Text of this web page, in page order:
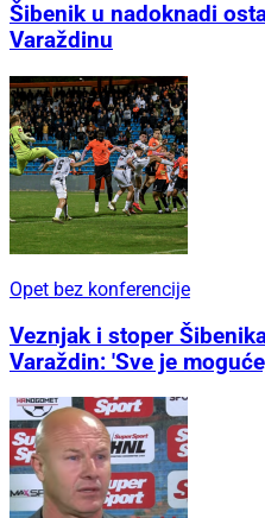
Šibenik u nadoknadi
Varaždinu
Opet bez konferencije
Veznjak i stoper
Varaždin: 'Sve je